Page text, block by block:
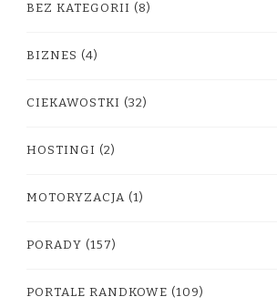
BEZ KATEGORII (8)
BIZNES (4)
CIEKAWOSTKI (32)
HOSTINGI (2)
MOTORYZACJA (1)
PORADY (157)
PORTALE RANDKOWE (109)